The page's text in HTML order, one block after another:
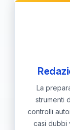
La
strumenti
controlli
casi dubbi